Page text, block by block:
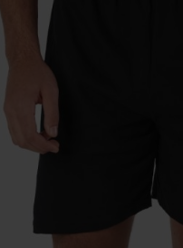
MUJERES
CAMISETAS
CUELLO V
TIRANTES
TIPO POLO
CAMISETAS
DE